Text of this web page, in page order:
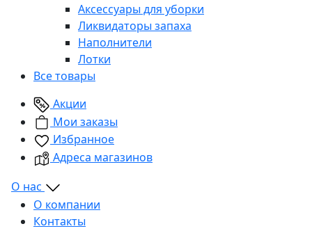
Аксессуары для уборки
Ликвидаторы запаха
Наполнители
Лотки
Все товары
Акции
Мои заказы
Избранное
Адреса магазинов
О нас
О компании
Контакты